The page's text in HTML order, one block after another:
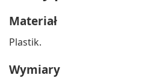
Materiał
Plastik.
Wymiary